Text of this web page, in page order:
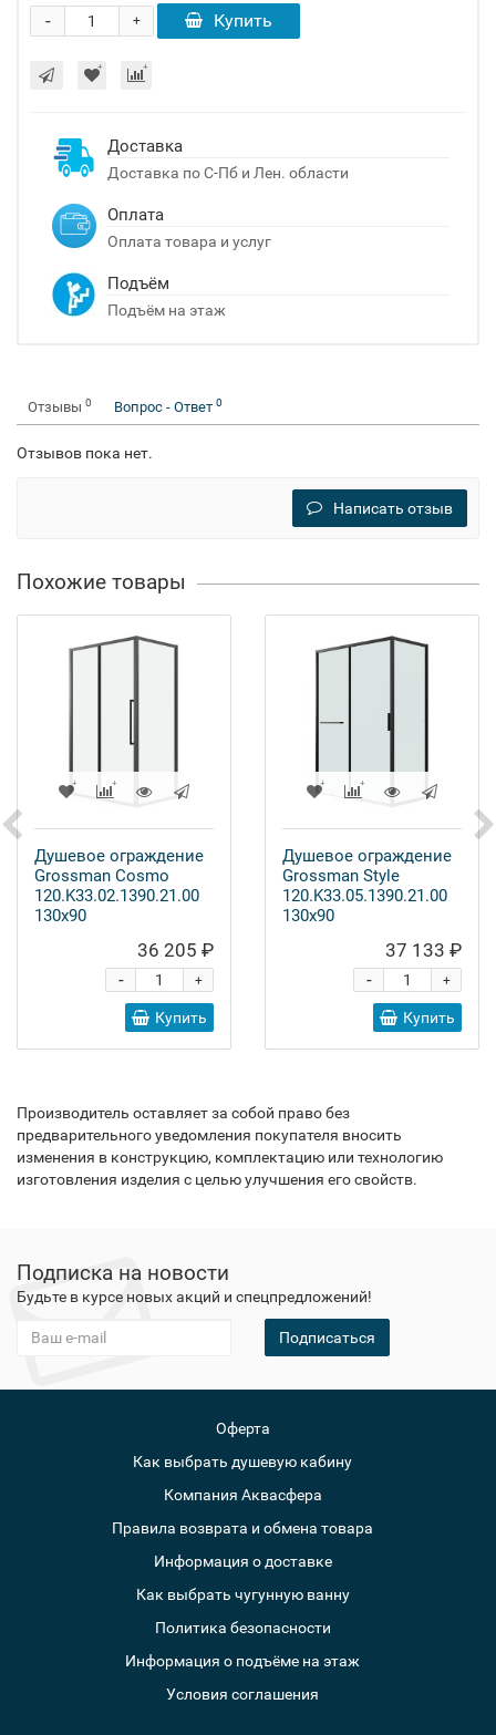
+
- Купить
Доставка
Доставка по С-Пб и Лен. области
Оплата
Оплата товара и услуг
Подъём
Подъём на этаж
Отзывы 0 Вопрос - Ответ 0
Отзывов пока нет.
Написать отзыв
Похожие товары
Душевое ограждение
Grossman Cosmo
120.K33.02.1390.21.00
130x90
36 205 ₽
+
-
Купить
Душевое ограждение
Grossman Style
120.K33.05.1390.21.00
130x90
37 133 ₽
+
-
Купить
Производитель оставляет за собой право без
предварительного уведомления покупателя вносить
изменения в конструкцию, комплектацию или технологию
изготовления изделия с целью улучшения его свойств.
Подписка на новости
Будьте в курсе новых акций и спецпредложений!
Подписаться
Оферта
Как выбрать душевую кабину
Компания Аквасфера
Правила возврата и обмена товара
Информация о доставке
Как выбрать чугунную ванну
Политика безопасности
Информация о подъёме на этаж
Условия соглашения